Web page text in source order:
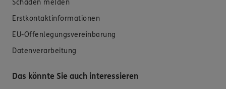
Schaden melden
Erstkontaktinformationen
EU-Offenlegungsvereinbarung
Datenverarbeitung
Das könnte Sie auch interessieren